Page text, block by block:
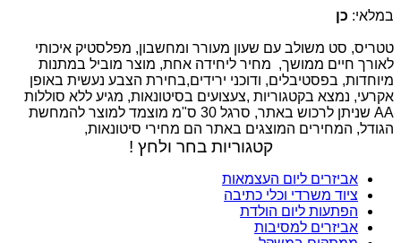
במלאי: כן
טטריס, סט משולב עם שעון מעורר ומחשבון, מפלסטיק איכותי
לאורך חיים ממושך, מחיר ליחידה אחת, מוצר מוביל במתנות
מיוחדות, בפסטיבלים, ודוכני ירידים,בחירת הצבע נעשית באופן
אקרעי, נמצא בקטגוריות ,צעצועים בסיטונאות, מגיע ללא סוללות
AA שניתן לרכוש באתר, סרגל 30 ס"מ מוצמד למוצר להמחשת
הגודל, המחירים המוצגים באתר הם מחירי סיטונאות,
קטגוריות בחר ולחץ !
אביזרים ליום העצמאות
ציוד משרדי וכלי כתיבה
הפתעות ליום הולדת
אביזרים למסיבות